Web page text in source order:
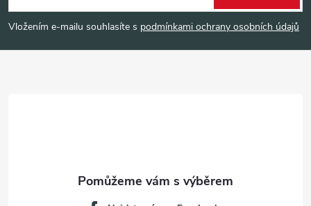
p
a
Vložením e-mailu souhlasíte s podmínkami ochrany osobních údajů